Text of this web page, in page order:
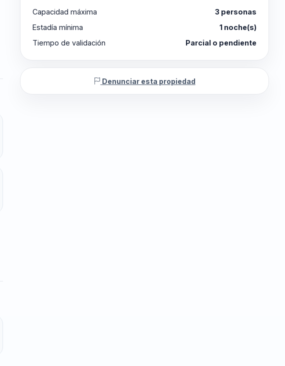
Capacidad máxima
3 personas
Estadía mínima
1 noche(s)
Tiempo de validación
Parcial o pendiente
Denunciar esta propiedad